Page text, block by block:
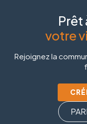
Prêt
votre
Rejoignez la